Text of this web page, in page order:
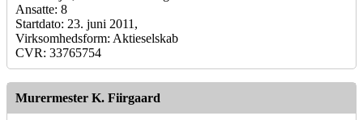
Ansatte: 8
Startdato: 23. juni 2011,
Virksomhedsform: Aktieselskab
CVR: 33765754
Murermester K. Fiirgaard